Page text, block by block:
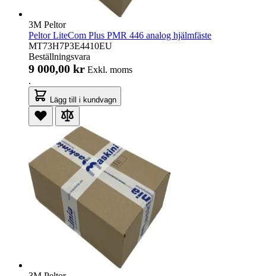
3M Peltor
Peltor LiteCom Plus PMR 446 analog hjälmfäste
MT73H7P3E4410EU
Beställningsvara
9 000,00 kr Exkl. moms
.
Lägg till i kundvagn